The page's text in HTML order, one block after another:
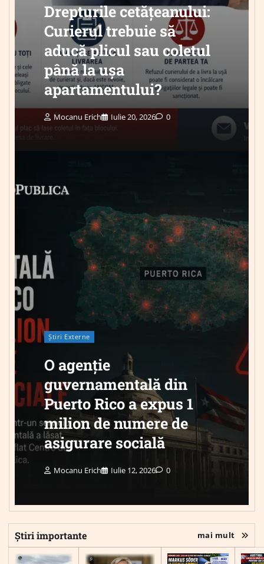
Drepturile cetățeanului:
Curierul trebuie să
aducă plicul sau coletul
până la ușa
apartamentului?
Mocanu Erich Iulie 20, 2026 0
Știri Externe
O agenție
guvernamentală din
Puerto Rico a expus 1
milion de numere de
asigurare socială
Mocanu Erich Iulie 12, 2026 0
Știri importante mai mult